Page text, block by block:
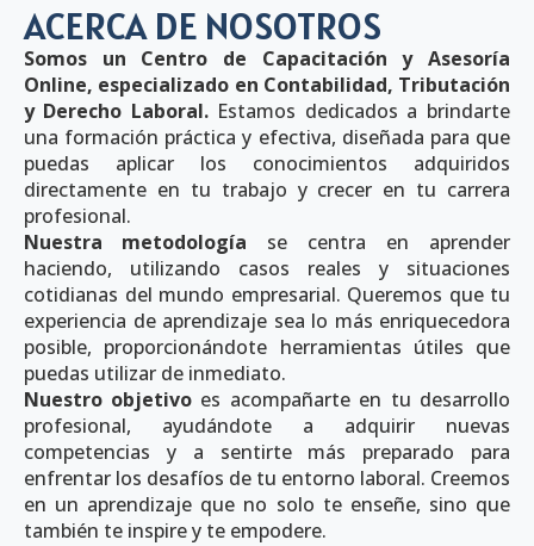
ACERCA DE NOSOTROS
Somos un Centro de Capacitación y Asesoría
Online, especializado en Contabilidad, Tributación
y Derecho Laboral. Estamos dedicados a brindarte
una formación práctica y efectiva, diseñada para que
puedas aplicar los conocimientos adquiridos
directamente en tu trabajo y crecer en tu carrera
profesional.
Nuestra metodología se centra en aprender
haciendo, utilizando casos reales y situaciones
cotidianas del mundo empresarial. Queremos que tu
experiencia de aprendizaje sea lo más enriquecedora
posible, proporcionándote herramientas útiles que
puedas utilizar de inmediato.
Nuestro objetivo es acompañarte en tu desarrollo
profesional, ayudándote a adquirir nuevas
competencias y a sentirte más preparado para
enfrentar los desafíos de tu entorno laboral. Creemos
en un aprendizaje que no solo te enseñe, sino que
también te inspire y te empodere.